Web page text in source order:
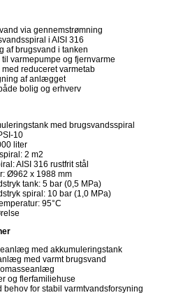
via gennemstrømning
i AISI 316
af brugsvand i tanken
varmepumpe og fjernvarme
med reduceret varmetab
af anlægget
bolig og erhverv
med brugsvandsspiral
10
liter
2 m2
AISI 316 rustfrit stål
Ø962 x 1988 mm
tank: 5 bar (0,5 MPa)
spiral: 10 bar (1,0 MPa)
95°C
med akkumuleringstank
med varmt brugsvand
og flerfamiliehuse
behov for stabil varmtvandsforsyning